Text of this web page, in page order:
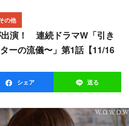
の他
ーの流儀〜」第1話【11/16
シェア 送る